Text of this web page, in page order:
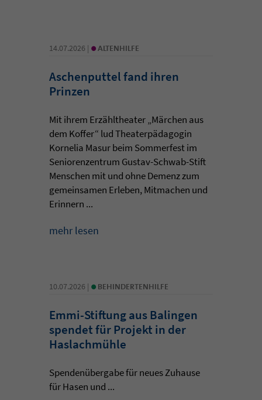
14.07.2026 | • ALTENHILFE
Aschenputtel fand ihren
Prinzen
Mit ihrem Erzähltheater „Märchen aus
dem Koffer“ lud Theaterpädagogin
Kornelia Masur beim Sommerfest im
Seniorenzentrum Gustav-Schwab-Stift
Menschen mit und ohne Demenz zum
gemeinsamen Erleben, Mitmachen und
Erinnern ...
mehr lesen
10.07.2026 | • BEHINDERTENHILFE
Emmi-Stiftung aus Balingen
spendet für Projekt in der
Haslachmühle
Spendenübergabe für neues Zuhause
für Hasen und ...